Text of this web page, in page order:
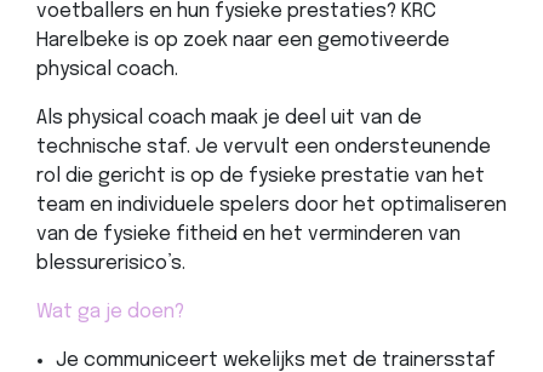
voetballers en hun fysieke prestaties? KRC
Harelbeke is op zoek naar een gemotiveerde
physical coach.
Als physical coach maak je deel uit van de
technische staf. Je vervult een ondersteunende
rol die gericht is op de fysieke prestatie van het
team en individuele spelers door het optimaliseren
van de fysieke fitheid en het verminderen van
blessurerisico’s.
Wat ga je doen?
Je communiceert wekelijks met de trainersstaf